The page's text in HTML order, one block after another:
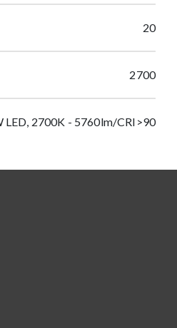
20
2700
LED, 2700K - 5760lm/CRI>90